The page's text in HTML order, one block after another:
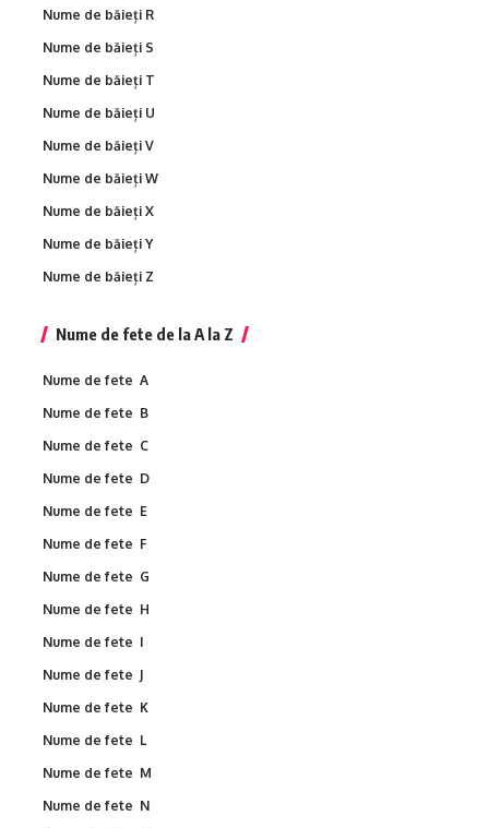
Nume de băieți R
Nume de băieți S
Nume de băieți T
Nume de băieți U
Nume de băieți V
Nume de băieți W
Nume de băieți X
Nume de băieți Y
Nume de băieți Z
Nume de fete de la A la Z
Nume de fete A
Nume de fete B
Nume de fete C
Nume de fete D
Nume de fete E
Nume de fete F
Nume de fete G
Nume de fete H
Nume de fete I
Nume de fete J
Nume de fete K
Nume de fete L
Nume de fete M
Nume de fete N